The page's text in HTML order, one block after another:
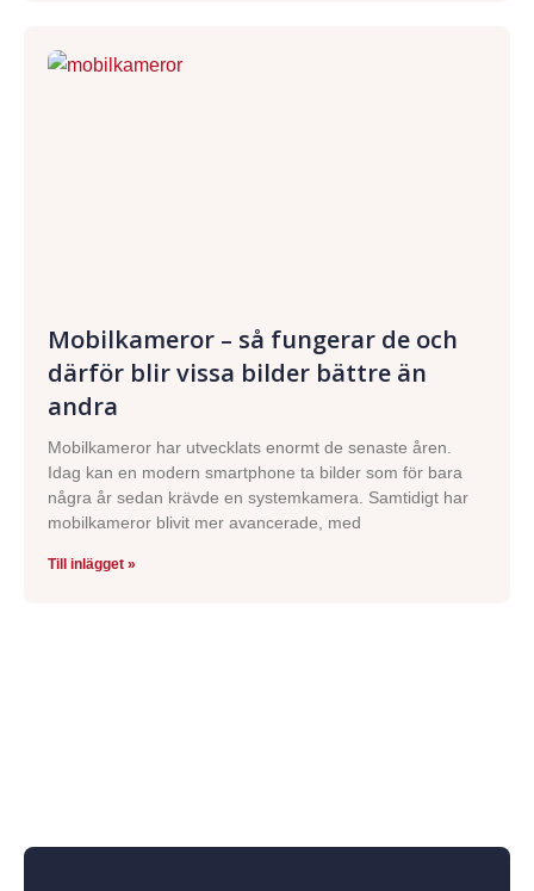
Mobilkameror – så fungerar de och
därför blir vissa bilder bättre än
andra
Mobilkameror har utvecklats enormt de senaste åren.
Idag kan en modern smartphone ta bilder som för bara
några år sedan krävde en systemkamera. Samtidigt har
mobilkameror blivit mer avancerade, med
Till inlägget »